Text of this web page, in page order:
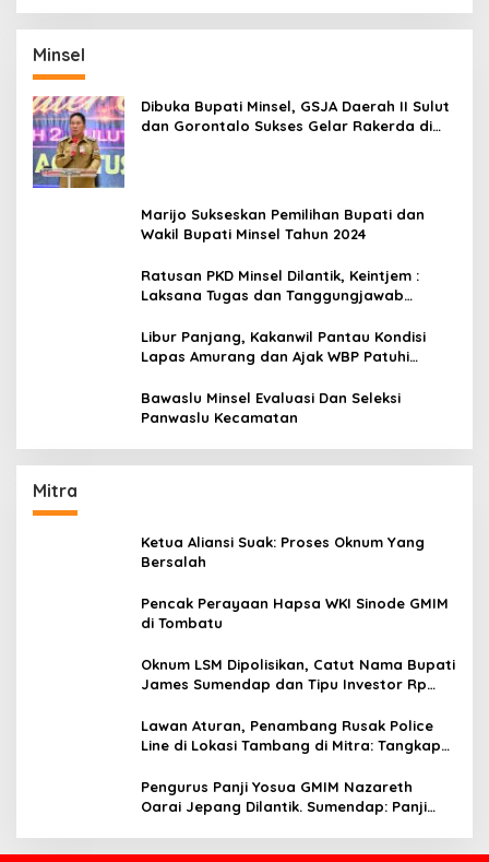
Minsel
Dibuka Bupati Minsel, GSJA Daerah II Sulut
dan Gorontalo Sukses Gelar Rakerda di
Marijo Sukseskan Pemilihan Bupati dan
Wakil Bupati Minsel Tahun 2024
Ratusan PKD Minsel Dilantik, Keintjem :
Laksana Tugas dan Tanggungjawab
Libur Panjang, Kakanwil Pantau Kondisi
Lapas Amurang dan Ajak WBP Patuhi
Bawaslu Minsel Evaluasi Dan Seleksi
Panwaslu Kecamatan
Mitra
Ketua Aliansi Suak: Proses Oknum Yang
Bersalah
Pencak Perayaan Hapsa WKI Sinode GMIM
di Tombatu
Oknum LSM Dipolisikan, Catut Nama Bupati
James Sumendap dan Tipu Investor Rp
Lawan Aturan, Penambang Rusak Police
Line di Lokasi Tambang di Mitra: Tangkap
Pengurus Panji Yosua GMIM Nazareth
Oarai Jepang Dilantik. Sumendap: Panji